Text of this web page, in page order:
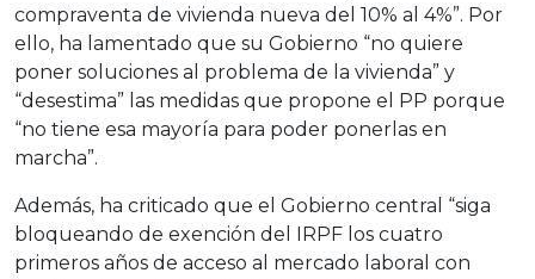
compraventa de vivienda nueva del 10% al 4%”. Por
ello, ha lamentado que su Gobierno “no quiere
poner soluciones al problema de la vivienda” y
“desestima” las medidas que propone el PP porque
“no tiene esa mayoría para poder ponerlas en
marcha”.
Además, ha criticado que el Gobierno central “siga
bloqueando de exención del IRPF los cuatro
primeros años de acceso al mercado laboral con